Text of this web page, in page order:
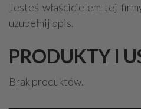
Jesteś właścicielem tej
uzupełnij opis.
PRODUKTY I
Brak produktów.